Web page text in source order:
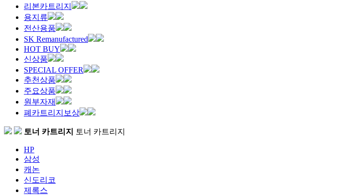
리본카트리지
용지류
전산용품
SK Remanufactured
HOT BUY
신상품
SPECIAL OFFER
추천상품
주요상품
원부자재
폐카트리지보상
토너 카트리지 토너 카트리지
HP
삼성
캐논
신도리코
제록스